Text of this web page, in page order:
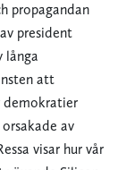
propagandan
president
långa
att
demokratier
av
visar hur vår